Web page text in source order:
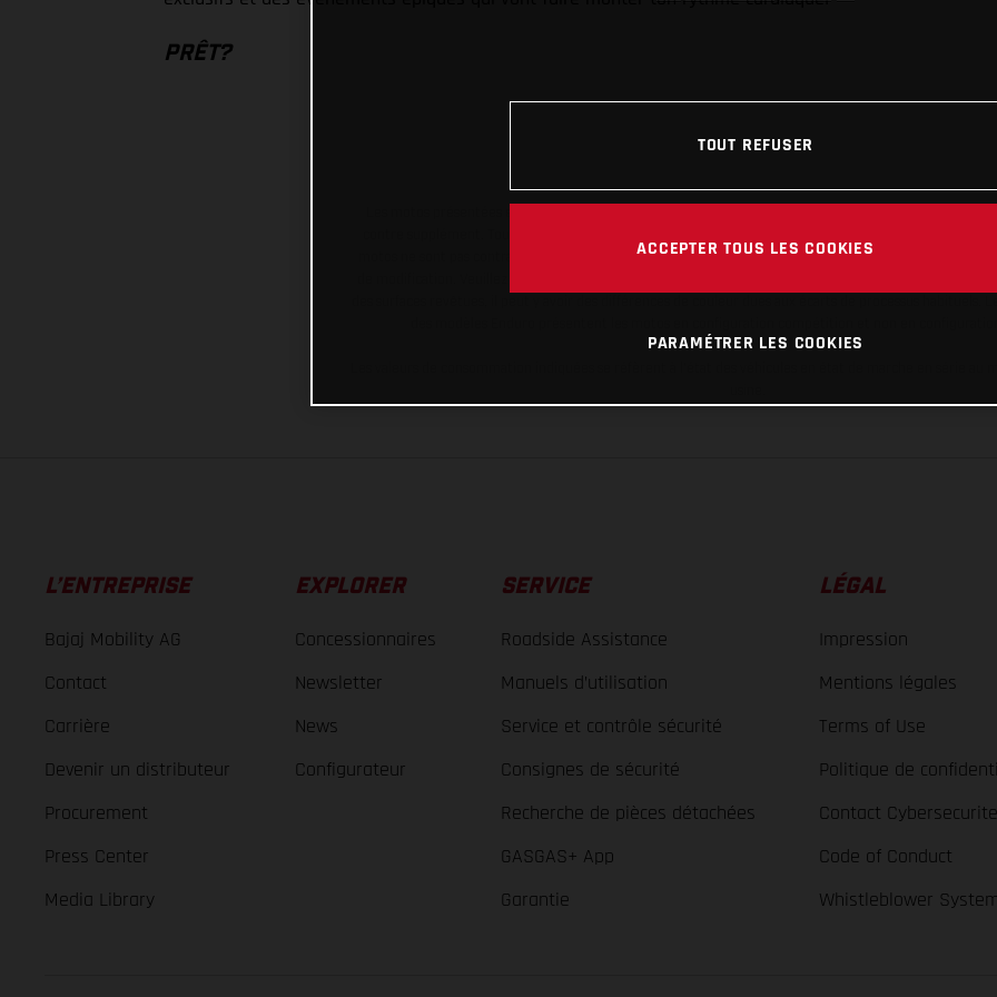
PRÊT?
motos ne sont pas contraignantes et peuvent contenir des erreurs de saisie ou d'impression ; elles sont
L’ENTREPRISE
Bajaj Mobility AG
Contact
Carrière
Devenir un distributeur
Procurement
Press Center
Media Library
EXPLORER
Concessionnaires
Newsletter
News
Configurateur
SERVICE
Roadside Assistance
Manuels d’utilisation
Service et contrôle sécurité
Consignes de sécurité
Recherche de pièces détachées
GASGAS+ App
Garantie
LÉGAL
Impression
Mentions légales
Terms of Use
Politique de
Contact Cybersecurite
Code of Conduct
Whistleblower System
TOUT REFUSER
ACCEPTER TOUS LES COOKIES
PARAMÉTRER LES COOKIES